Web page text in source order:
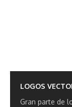
LOGOS
Gran parte de